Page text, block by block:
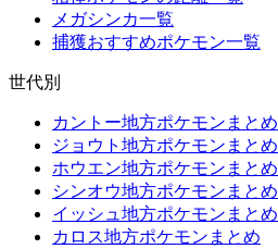
メガシンカ一覧
捕獲おすすめポケモン一覧
世代別
カントー地方ポケモンまとめ
ジョウト地方ポケモンまとめ
ホウエン地方ポケモンまとめ
シンオウ地方ポケモンまとめ
イッシュ地方ポケモンまとめ
カロス地方ポケモンまとめ